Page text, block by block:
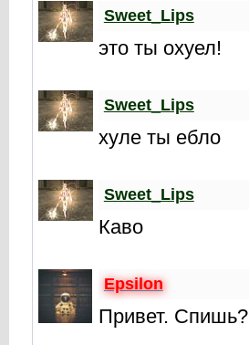
Sweet_Lips
это ты охуел!
Sweet_Lips
хуле ты ебло
Sweet_Lips
Каво
Epsilon
Привет. Спишь?